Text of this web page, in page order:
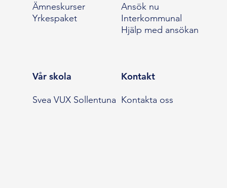
Ämneskurser
Yrkespaket
Ansök nu
Interkommunal
Hjälp med ansökan
Vår skola
Svea VUX Sollentuna
Kontakt
Kontakta oss